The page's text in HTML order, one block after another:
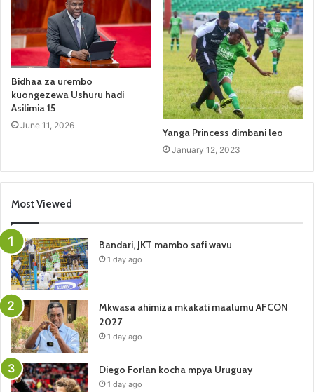
Bidhaa za urembo
kuongezewa Ushuru hadi
Asilimia 15
June 11, 2026
Yanga Princess dimbani leo
January 12, 2023
Most Viewed
Bandari, JKT mambo safi wavu
1 day ago
Mkwasa ahimiza mkakati maalumu AFCON
2027
1 day ago
Diego Forlan kocha mpya Uruguay
1 day ago